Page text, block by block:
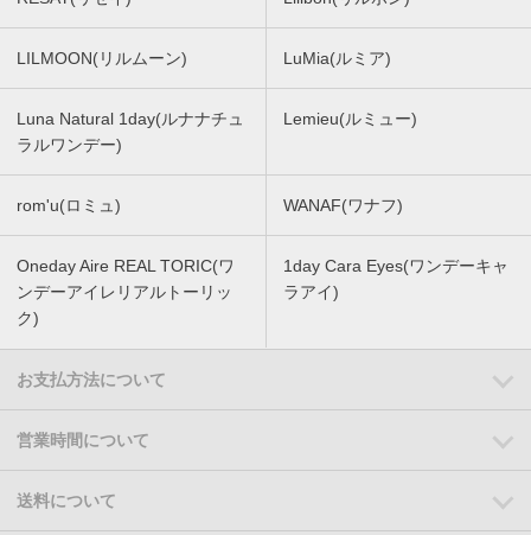
LILMOON(リルムーン) LuMia(ルミア)
Luna Natural 1day(ルナナチュ
ラルワンデー)
Lemieu(ルミュー)
rom'u(ロミュ) WANAF(ワナフ)
Oneday Aire REAL TORIC(ワ
ンデーアイレリアルトーリッ
ク)
1day Cara Eyes(ワンデーキャ
ラアイ)
お支払方法について
営業時間について
送料について